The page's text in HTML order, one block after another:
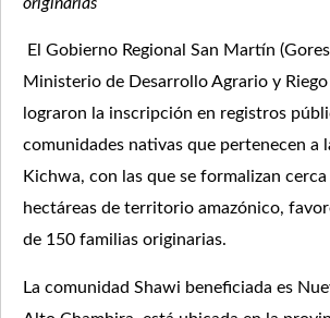
El Gobierno Regional San Martín
Ministerio de Desarrollo Agrario y
lograron la inscripción en registros
comunidades nativas que pertenecen a
Kichwa, con las que se formalizan
hectáreas de territorio amazónico,
de 150 familias originarias.
La comunidad Shawi beneficiada es